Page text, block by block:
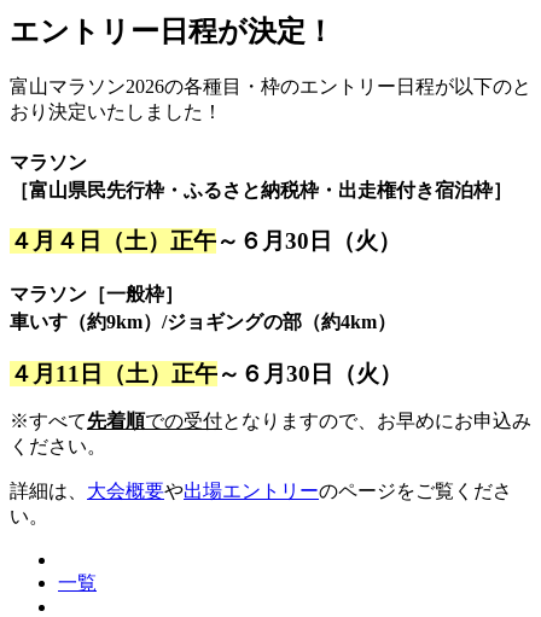
エントリー日程が決定！
富山マラソン2026の各種目・枠のエントリー日程が以下のと
おり決定いたしました！
マラソン
［富山県民先行枠・ふるさと納税枠・出走権付き宿泊枠］
４月４日（土）正午～６月30日（火）
マラソン ［一般枠］
車いす（約9km）/ジョギングの部（約4km）
４月11日（土）正午～６月30日（火）
※すべて先着順での受付となりますので、お早めにお申込み
ください。
詳細は、 大会概要や出場エントリーのページをご覧くださ
い。
一覧